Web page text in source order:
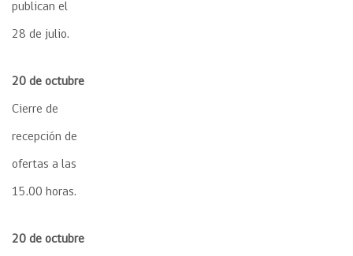
publican el
28 de julio.
20 de octubre
Cierre de
recepción de
ofertas a las
15.00 horas.
20 de octubre